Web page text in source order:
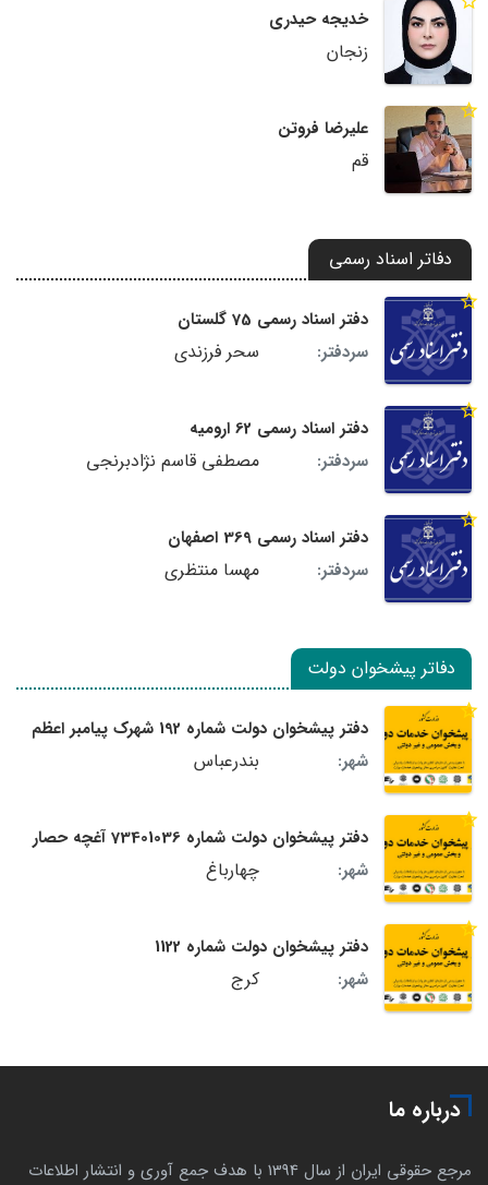
خدیجه حیدری
زنجان
علیرضا فروتن
قم
دفاتر اسناد رسمی
دفتر اسناد رسمی 75 گلستان
سردفتر:
سحر فرزندی
دفتر اسناد رسمی 62 ارومیه
سردفتر:
مصطفی قاسم نژادبرنجی
دفتر اسناد رسمی 369 اصفهان
سردفتر:
مهسا منتظری
دفاتر پیشخوان دولت
دفتر پیشخوان دولت شماره 192 شهرک پیامبر اعظم
شهر:
بندرعباس
دفتر پیشخوان دولت شماره 73401036 آغچه حصار
شهر:
چهارباغ
دفتر پیشخوان دولت شماره 1122
شهر:
کرج
درباره ما
مرجع حقوقی ایران از سال 1394 با هدف جمع آوری و انتشار اطلاعات